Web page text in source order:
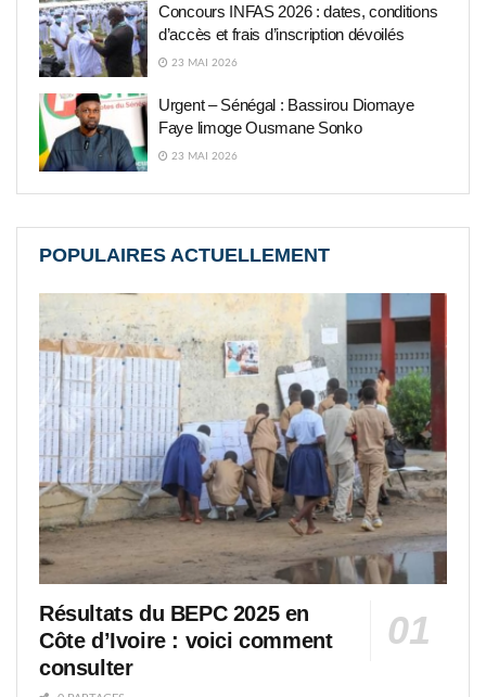
Concours INFAS 2026 : dates, conditions
d’accès et frais d’inscription dévoilés
23 MAI 2026
Urgent – Sénégal : Bassirou Diomaye
Faye limoge Ousmane Sonko
23 MAI 2026
POPULAIRES ACTUELLEMENT
Résultats du BEPC 2025 en
Côte d’Ivoire : voici comment
consulter